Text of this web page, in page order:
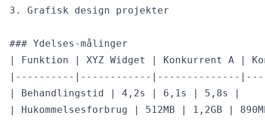
3. Grafisk design projekter
### Ydelses-målinger
| Funktion | XYZ Widget | Konkurrent A |
|----------|------------|--------------
| Behandlingstid | 4,2s | 6,1s | 5,8s |
| Hukommelsesforbrug | 512MB | 1,2GB |